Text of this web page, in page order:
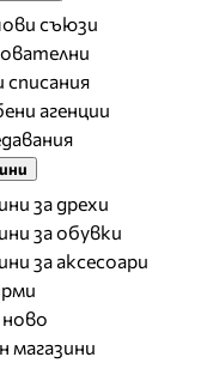
съюзи
агенции
за дрехи
за обувки
за aксесоари
магазини